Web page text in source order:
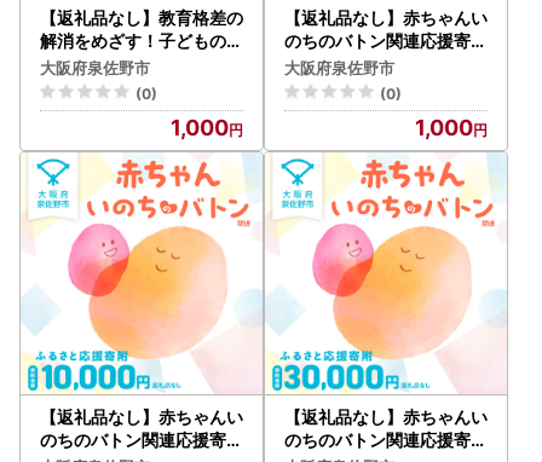
泉佐野市では、寄附者様のワンストップ特例申請のお手続き
の負担を軽減するために、公的個人認証アプリ「IAM」を利
用したスマートフォンで申請が完結する方法がご利用いただ
けます。申請書の作成や返送が不要のため手間のかかるお手
続きを大幅に減らすことができますので、マイナンバーカー
ドをお持ちの方は是非ともご活用いただけますと幸いです。
詳細につきましては、ご寄附いただいた後にお送りするワン
ストップ特例申請書類をご確認ください。
なお、従来通りの「書類郵送による申請」も引き続きご利用
いただけます。
ワンストップ特例申請の受付完了後には、ご登録のメールア
ドレス宛てに受付完了通知のメールをお送りしております。
なお、メールアドレスのご登録がない方へは、書面にてお送
りいたします。
▼大阪府泉佐野市「ふるまど」
新規アカウント登録の上ログインし寄附情報を追加していた
だきますと、公的個人認証サービス【IAM （アイアム）】を
【返礼品なし】教育格差の
解消をめざす！子どもの塾
・習い事を支援する応援寄
附（大阪府泉佐野市）
大阪府泉佐野市
(0)
1,000
【返礼品なし】赤ちゃんい
のちのバトン関連応援寄附
（大阪府泉佐野市）
大阪府泉佐野市
(0)
1,000
【返礼品なし】赤ちゃんい
のちのバトン関連応援寄附
【返礼品なし】赤ちゃんい
のちのバトン関連応援寄附